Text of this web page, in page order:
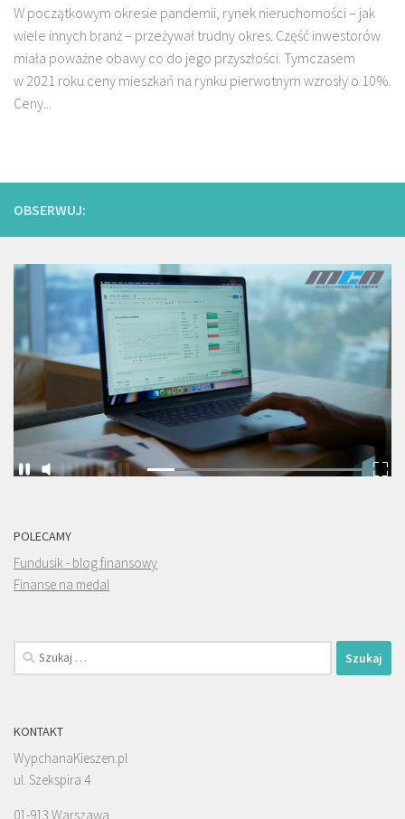
W początkowym okresie pandemii, rynek nieruchomości – jak
wiele innych branż – przeżywał trudny okres. Część inwestorów
miała poważne obawy co do jego przyszłości. Tymczasem
w 2021 roku ceny mieszkań na rynku pierwotnym wzrosły o 10%.
Ceny...
OBSERWUJ:
POLECAMY
Fundusik - blog finansowy
Finanse na medal
Szukaj:
KONTAKT
WypchanaKieszen.pl
ul. Szekspira 4
01-913 Warszawa